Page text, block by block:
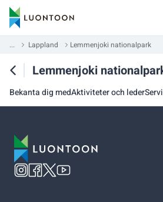
... Lappland Lemmenjoki nationalpark
Lemmenjoki
Bekanta dig medAktiviteter och leder